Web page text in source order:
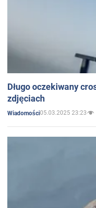
Długo oczekiwany
zdjęciach
Wiadomości05.03.2025 23:23